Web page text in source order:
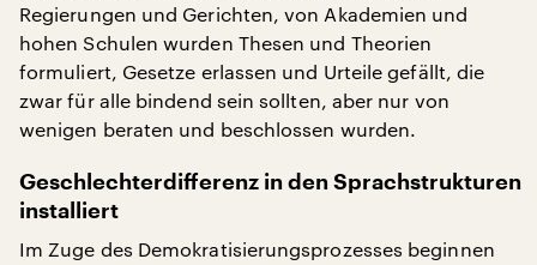
Regierungen und Gerichten, von Akademien und
hohen Schulen wurden Thesen und Theorien
formuliert, Gesetze erlassen und Urteile gefällt, die
zwar für alle bindend sein sollten, aber nur von
wenigen beraten und beschlossen wurden.
Geschlechterdifferenz in den Sprachstrukturen
installiert
Im Zuge des Demokratisierungsprozesses beginnen